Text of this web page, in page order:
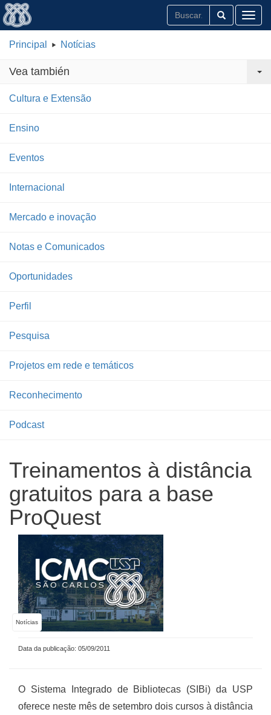
Principal Notícias
Vea también
Cultura e Extensão
Ensino
Eventos
Internacional
Mercado e inovação
Notas e Comunicados
Oportunidades
Perfil
Pesquisa
Projetos em rede e temáticos
Reconhecimento
Podcast
Treinamentos à distância
gratuitos para a base
ProQuest
Notícias
Data da publicação: 05/09/2011
O Sistema Integrado de Bibliotecas (SIBi) da USP
oferece neste mês de setembro dois cursos à distância